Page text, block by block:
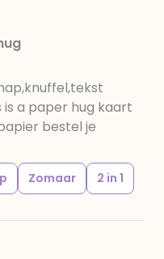
a paper hug kaart
bestel je
Zomaar 2 in 1